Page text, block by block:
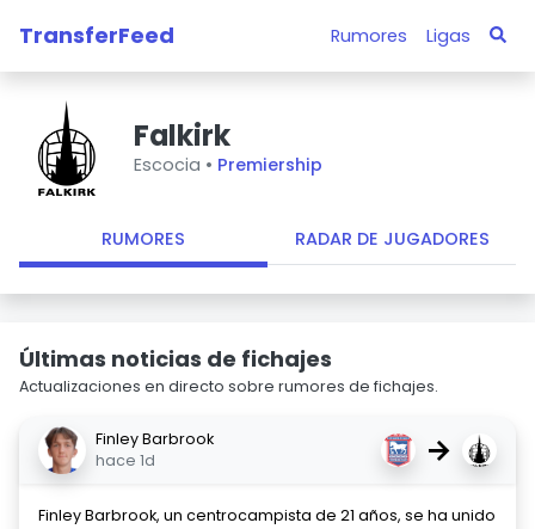
TransferFeed Rumores Ligas
Falkirk
Escocia • Premiership
RUMORES RADAR DE JUGADORES
Últimas noticias de fichajes
Actualizaciones en directo sobre rumores de fichajes.
Finley Barbrook
hace 1d
→
Finley Barbrook, un centrocampista de 21 años, se ha unido